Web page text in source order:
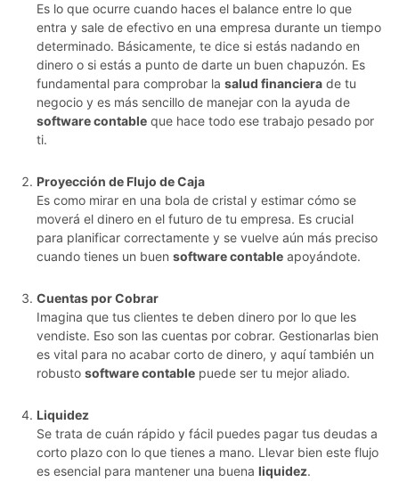
Es lo que ocurre cuando haces el balance entre lo que
entra y sale de efectivo en una empresa durante un tiempo
determinado. Básicamente, te dice si estás nadando en
dinero o si estás a punto de darte un buen chapuzón. Es
fundamental para comprobar la salud financiera de tu
negocio y es más sencillo de manejar con la ayuda de
software contable que hace todo ese trabajo pesado por
ti.
Proyección de Flujo de Caja
Es como mirar en una bola de cristal y estimar cómo se
moverá el dinero en el futuro de tu empresa. Es crucial
para planificar correctamente y se vuelve aún más preciso
cuando tienes un buen software contable apoyándote.
Cuentas por Cobrar
Imagina que tus clientes te deben dinero por lo que les
vendiste. Eso son las cuentas por cobrar. Gestionarlas bien
es vital para no acabar corto de dinero, y aquí también un
robusto software contable puede ser tu mejor aliado.
Liquidez
Se trata de cuán rápido y fácil puedes pagar tus deudas a
corto plazo con lo que tienes a mano. Llevar bien este flujo
es esencial para mantener una buena liquidez.